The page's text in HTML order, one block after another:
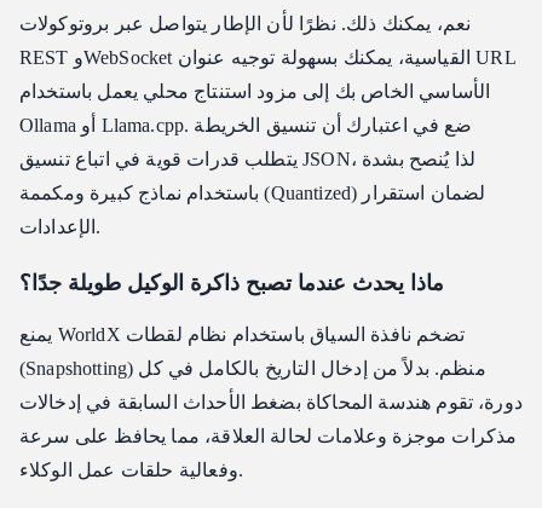
نعم، يمكنك ذلك. نظرًا لأن الإطار يتواصل عبر بروتوكولات
REST وWebSocket القياسية، يمكنك بسهولة توجيه عنوان URL
الأساسي الخاص بك إلى مزود استنتاج محلي يعمل باستخدام
Ollama أو Llama.cpp. ضع في اعتبارك أن تنسيق الخريطة
يتطلب قدرات قوية في اتباع تنسيق JSON، لذا يُنصح بشدة
باستخدام نماذج كبيرة ومكممة (Quantized) لضمان استقرار
الإعدادات.
ماذا يحدث عندما تصبح ذاكرة الوكيل طويلة جدًا؟
يمنع WorldX تضخم نافذة السياق باستخدام نظام لقطات
(Snapshotting) منظم. بدلاً من إدخال التاريخ بالكامل في كل
دورة، تقوم هندسة المحاكاة بضغط الأحداث السابقة في إدخالات
مذكرات موجزة وعلامات لحالة العلاقة، مما يحافظ على سرعة
وفعالية حلقات عمل الوكلاء.